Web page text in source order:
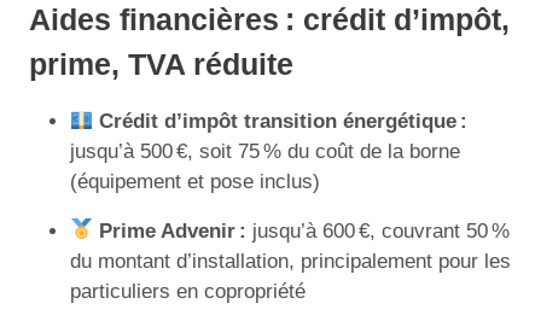
Aides financières : crédit d’impôt,
prime, TVA réduite
Crédit d’impôt transition énergétique :
jusqu’à 500 €, soit 75 % du coût de la borne
(équipement et pose inclus)
Prime Advenir : jusqu’à 600 €, couvrant 50 %
du montant d’installation, principalement pour les
particuliers en copropriété